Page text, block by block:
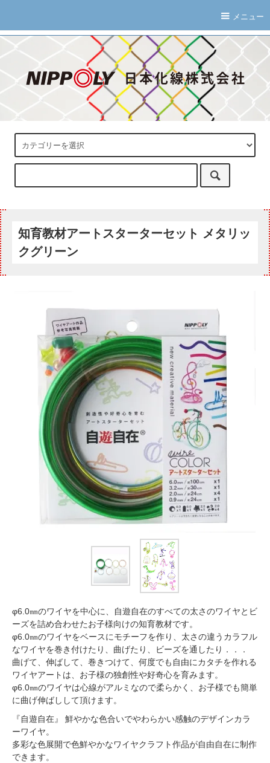
メニュー
知育教材アートスターターセット メタリッ
クグリーン
φ6.0㎜のワイヤを中心に、自遊自在のすべての太さのワイヤとビ
ーズを詰め合わせたお子様向けの知育教材です。
φ6.0㎜のワイヤをベースにモチーフを作り、太さの違うカラフル
なワイヤを巻き付けたり、曲げたり、ビーズを通したり．．．
曲げて、伸ばして、巻きつけて、何度でも自由にカタチを作れる
ワイヤアートは、お子様の独創性や好奇心を育みます。
φ6.0㎜のワイヤは心線がアルミなので柔らかく、お子様でも簡単
に曲げ伸ばしして頂けます。
『自遊自在』 鮮やかな色合いでやわらかい感触のデザインカラ
ーワイヤ。
多彩な色展開で色鮮やかなワイヤクラフト作品が自由自在に制作
できます。